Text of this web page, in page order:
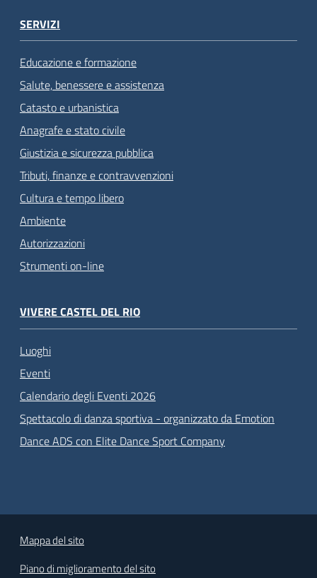
SERVIZI
Educazione e formazione
Salute, benessere e assistenza
Catasto e urbanistica
Anagrafe e stato civile
Giustizia e sicurezza pubblica
Tributi, finanze e contravvenzioni
Cultura e tempo libero
Ambiente
Autorizzazioni
Strumenti on-line
VIVERE CASTEL DEL RIO
Luoghi
Eventi
Calendario degli Eventi 2026
Spettacolo di danza sportiva - organizzato da Emotion
Dance ADS con Elite Dance Sport Company
Mappa del sito
Piano di miglioramento del sito